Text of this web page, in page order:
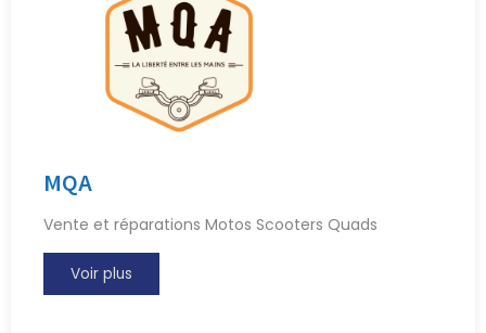
MQA
Vente et réparations Motos Scooters Quads
Voir plus